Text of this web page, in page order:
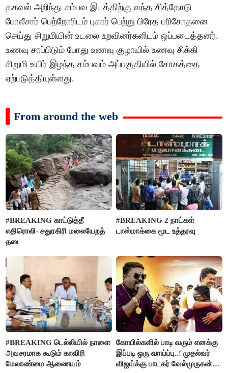
தகவல் அறிந்து சம்பவ இடத்திற்கு வந்த சித்தோடு
போலீசார் பெற்றோரிடம் புகார் பெற்று பிரேத பரிசோதனை
செய்து சிறுமியின் உடலை உறவினர்களிடம் ஒப்படைத்தனர்.
உணவு சாப்பிடும் போது உணவு குழாயில் உணவு சிக்கி
சிறுமி உயிர் இழந்த சம்பவம் அப்பகுதியில் சோகத்தை
ஏற்படுத்தியுள்ளது.
From around the web
#BREAKING காட்டுத்தீ
எதிரொலி- சதுரகிரி மலையேறத்
தடை
#BREAKING 2 நாட்கள்
டாஸ்மாக்கை மூட உத்தரவு
#BREAKING டெல்லியில் நாளை
அவசரமாக கூடும் காவிரி
மேலாண்மை ஆணையம்
கோயில்களில் பாடி வரும் எனக்கு
இப்படி ஒரு வாய்ப்பு..! முதல்வர்
விஜய்க்கு பாடகர் வேல்முருகன்